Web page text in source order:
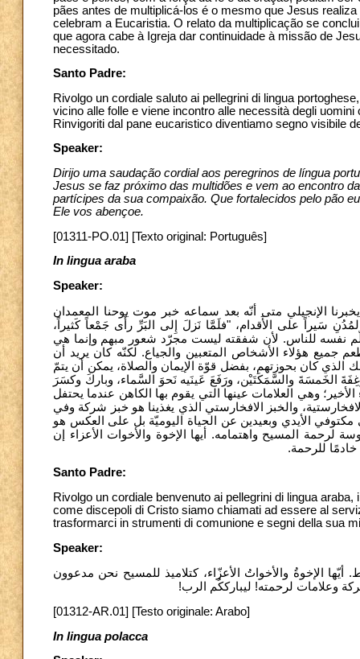
pães antes de multiplicá-los é o mesmo que Jesus
celebram a Eucaristia. O relato da multiplicação se
que agora cabe à Igreja dar continuidade à missão de
necessitado.
Santo Padre:
Rivolgo un cordiale saluto ai pellegrini di lingua
vicino alle folle e viene incontro alle necessità degli
Rinvigoriti dal pane eucaristico diventiamo segno visibile
Speaker:
Dirijo uma saudação cordial aos peregrinos de língua
Jesus se faz próximo das multidões e vem ao encontro
partícipes da sua compaixão. Que fortalecidos pelo pão
Ele vos abençoe.
[01311-PO.01] [Texto original: Português]
In lingua araba
Speaker:
الإنجيلي متى أنّه بعد سماعه خبر موت يوحنا المعمدان
سَيراً على الأَقدام، "فلَمَّا نَزلَ إِلى البَرِّ رأَى جَمْعاً كَثيراً،
نفسه للناس. لأن شفقته ليست مجرّد شعور مبهم وإنما هي
جميع هؤلاء الأشخاص المتعبين والجياع. لكنّه كان يريد أن
الذي كان بحوزتهم، بفضل قوّة الإيمان والصلاة، يمكن أن يتمّ
الخَمسَةَ والسَّمَكَتَيْن، ورَفَعَ عَينَيه نَحوَ السَّماء، وباركَ وكسَرَ
وهي العلامات عينها التي يقوم بها الكاهن عندما يحتفل
والخبز الافخارستي الذي يغذينا هو خبز شركة وفي
الأيدي وبعيدين عن الحياة اليوميّة بل على العكس هو
لرحمة المسيح واهتمامه. أيها الإخوة والأخوات الأعزاء إن
للرحمة.
Santo Padre:
Rivolgo un cordiale benvenuto ai pellegrini di lingua
come discepoli di Cristo siamo chiamati ad essere al
trasformarci in strumenti di comunione e segni della sua
Speaker:
الإخوةُ والأخواتُ الأعزّاء، كتلاميذ للمسيح نحن مدعوون
وعلامات لرحمته! ليبارككُم الرب!
[01312-AR.01] [Testo originale: Arabo]
In lingua polacca